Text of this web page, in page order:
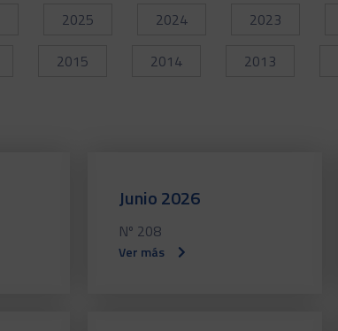
2025 2024 2023
2015 2014 2013
Junio 2026
Nº 208
Ver más